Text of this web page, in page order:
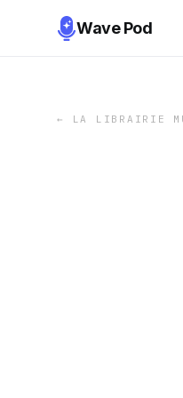
Wave Pod
← LA LIBRAIRIE